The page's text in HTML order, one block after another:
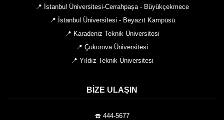
📍 İstanbul Üniversitesi-Cerrahpaşa - Büyükçekmece
📍 İstanbul Üniversitesi - Beyazıt Kampüsü
📍 Karadeniz Teknik Üniversitesi
📍 Çukurova Üniversitesi
📍 Yıldız Teknik Üniversitesi
BIZE ULAŞIN
☎️ 444-5677